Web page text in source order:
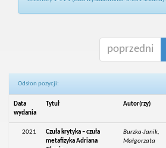
poprzedni
Odsłon pozycji:
Data
wydania
Tytuł Autor(rzy)
2021
Czuła krytyka – czuła
metafizyka Adriana
Burzka-Janik,
Małgorzata